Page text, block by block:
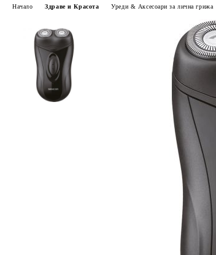
Начало Здраве и Красота Уреди & Аксесоари за лична грижа